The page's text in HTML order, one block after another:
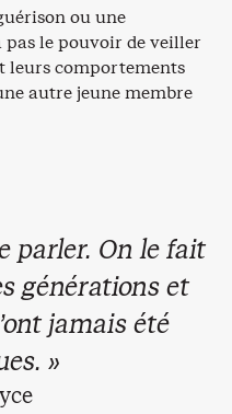
ou une
le pouvoir de veiller
leurs comportements
autre jeune membre
parler. On le fait
générations et
jamais été
»